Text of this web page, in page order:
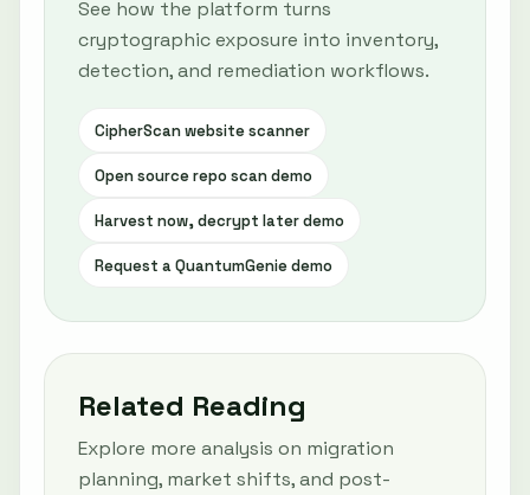
See how the platform turns
cryptographic exposure into inventory,
detection, and remediation workflows.
CipherScan website scanner
Open source repo scan demo
Harvest now, decrypt later demo
Request a QuantumGenie demo
Related Reading
Explore more analysis on migration
planning, market shifts, and post-